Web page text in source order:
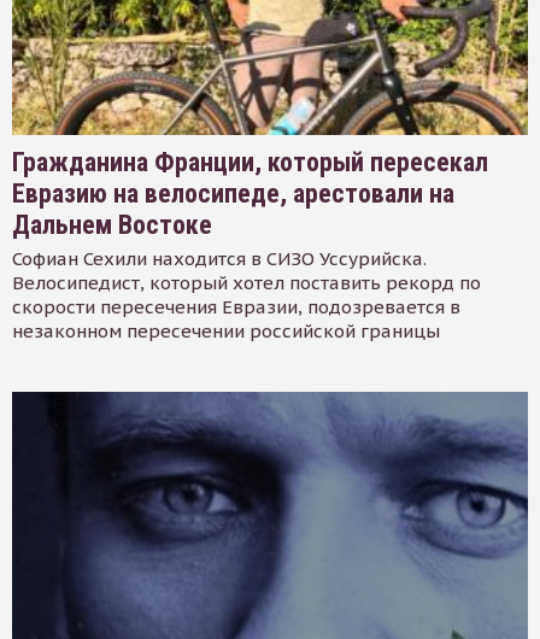
Гражданина Франции, который пересекал
Евразию на велосипеде, арестовали на
Дальнем Востоке
Софиан Сехили находится в СИЗО Уссурийска.
Велосипедист, который хотел поставить рекорд по
скорости пересечения Евразии, подозревается в
незаконном пересечении российской границы